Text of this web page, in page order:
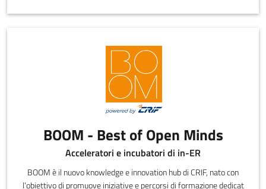
BOOM - Best of Open Minds
Acceleratori e incubatori di in-ER
BOOM è il nuovo knowledge e innovation hub di CRIF, nato con
l’obiettivo di promuove iniziative e percorsi di formazione dedicat